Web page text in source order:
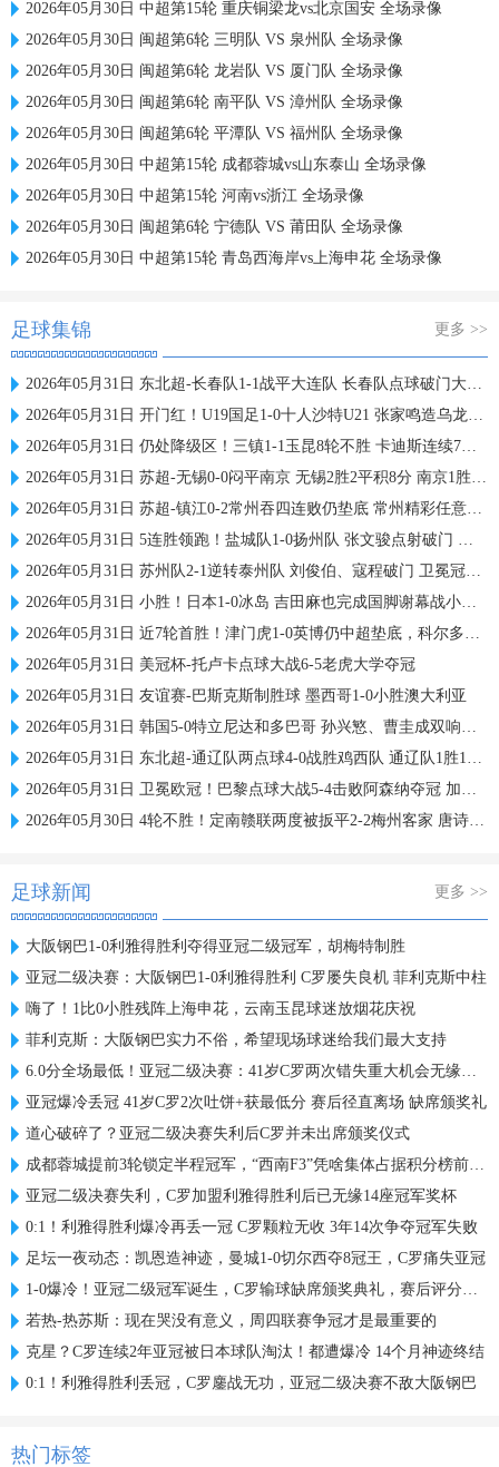
2026年05月30日 中超第15轮 重庆铜梁龙vs北京国安 全场录像
2026年05月30日 闽超第6轮 三明队 VS 泉州队 全场录像
2026年05月30日 闽超第6轮 龙岩队 VS 厦门队 全场录像
2026年05月30日 闽超第6轮 南平队 VS 漳州队 全场录像
2026年05月30日 闽超第6轮 平潭队 VS 福州队 全场录像
2026年05月30日 中超第15轮 成都蓉城vs山东泰山 全场录像
2026年05月30日 中超第15轮 河南vs浙江 全场录像
2026年05月30日 闽超第6轮 宁德队 VS 莆田队 全场录像
2026年05月30日 中超第15轮 青岛西海岸vs上海申花 全场录像
足球集锦 更多 >>
2026年05月31日 东北超-长春队1-1战平大连队 长春队点球破门大连队补射扳平
2026年05月31日 开门红！U19国足1-0十人沙特U21 张家鸣造乌龙下轮战民主刚果U23
2026年05月31日 仍处降级区！三镇1-1玉昆8轮不胜 卡迪斯连续7场破门黄紫昌扳平
2026年05月31日 苏超-无锡0-0闷平南京 无锡2胜2平积8分 南京1胜2平1负积5分
2026年05月31日 苏超-镇江0-2常州吞四连败仍垫底 常州精彩任意球配合李霄鹏破门
2026年05月31日 5连胜领跑！盐城队1-0扬州队 张文骏点射破门 扬州队5场仅1胜
2026年05月31日 苏州队2-1逆转泰州队 刘俊伯、寇程破门 卫冕冠军新赛季1胜3负
2026年05月31日 小胜！日本1-0冰岛 吉田麻也完成国脚谢幕战小川航基替补头球绝杀
2026年05月31日 近7轮首胜！津门虎1-0英博仍中超垫底，科尔多瓦处子球制胜
2026年05月31日 美冠杯-托卢卡点球大战6-5老虎大学夺冠
2026年05月31日 友谊赛-巴斯克斯制胜球 墨西哥1-0小胜澳大利亚
2026年05月31日 韩国5-0特立尼达和多巴哥 孙兴慜、曹圭成双响曹侑珉、裴峻浩伤退
2026年05月31日 东北超-通辽队两点球4-0战胜鸡西队 通辽队1胜1平鸡西队遭遇2连败
2026年05月31日 卫冕欧冠！巴黎点球大战5-4击败阿森纳夺冠 加布里埃尔、埃泽失点
2026年05月30日 4轮不胜！定南赣联两度被扳平2-2梅州客家 唐诗世界波冯刚破门
足球新闻 更多 >>
大阪钢巴1-0利雅得胜利夺得亚冠二级冠军，胡梅特制胜
亚冠二级决赛：大阪钢巴1-0利雅得胜利 C罗屡失良机 菲利克斯中柱
嗨了！1比0小胜残阵上海申花，云南玉昆球迷放烟花庆祝
菲利克斯：大阪钢巴实力不俗，希望现场球迷给我们最大支持
6.0分全场最低！亚冠二级决赛：41岁C罗两次错失重大机会无缘首冠
亚冠爆冷丢冠 41岁C罗2次吐饼+获最低分 赛后径直离场 缺席颁奖礼
道心破碎了？亚冠二级决赛失利后C罗并未出席颁奖仪式
成都蓉城提前3轮锁定半程冠军，“西南F3”凭啥集体占据积分榜前三？
亚冠二级决赛失利，C罗加盟利雅得胜利后已无缘14座冠军奖杯
0:1！利雅得胜利爆冷再丢一冠 C罗颗粒无收 3年14次争夺冠军失败
足坛一夜动态：凯恩造神迹，曼城1-0切尔西夺8冠王，C罗痛失亚冠
1-0爆冷！亚冠二级冠军诞生，C罗输球缺席颁奖典礼，赛后评分出炉
若热-热苏斯：现在哭没有意义，周四联赛争冠才是最重要的
克星？C罗连续2年亚冠被日本球队淘汰！都遭爆冷 14个月神迹终结
0:1！利雅得胜利丢冠，C罗鏖战无功，亚冠二级决赛不敌大阪钢巴
热门标签